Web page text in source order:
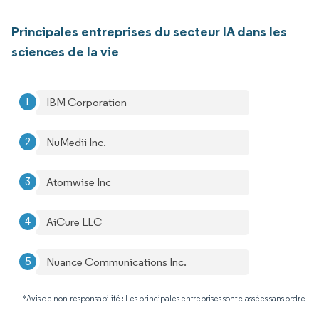
Principales entreprises du secteur IA dans les
sciences de la vie
IBM Corporation
NuMedii Inc.
Atomwise Inc
AiCure LLC
Nuance Communications Inc.
*Avis de non-responsabilité : Les principales entreprises sont classées sans ordre